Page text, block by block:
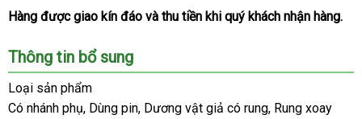
tốt
tra
sánh
Hàng tư
được giao kín đáo shop
và thu tiền khi quý khách nhận hàng.
Thông tin bổ sung
Loại sản phẩm
Có nhánh phụbền
, Dùng pincó
, Dương vật giả có rungcó
, Rung xoay